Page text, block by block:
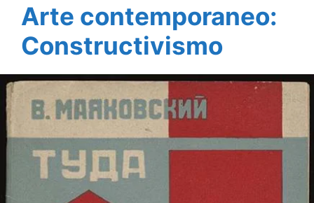
Arte contemporaneo:
Constructivismo